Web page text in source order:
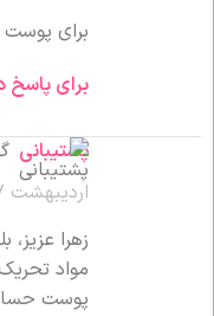
برای
برای پاسخ
پشتیبانی
اردیبهشت 27, 1404 در 12:05 ق.ظ
زهرا
مواد
پوست